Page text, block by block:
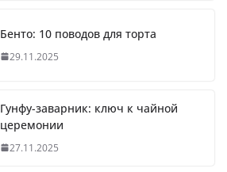
Бенто: 10 поводов для торта
29.11.2025
Гунфу-заварник: ключ к чайной
церемонии
27.11.2025